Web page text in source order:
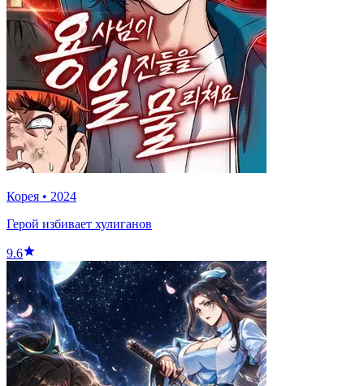
Корея • 2024
Герой избивает хулиганов
9.6